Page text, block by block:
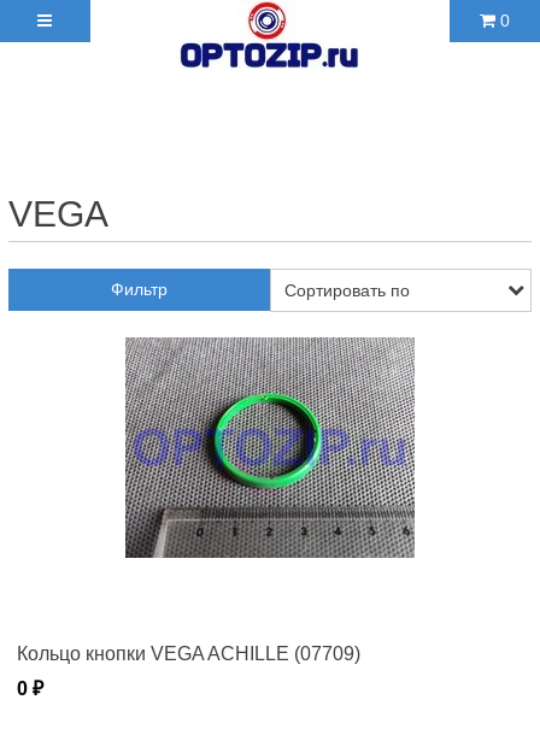
0
VEGA
Фильтр
Кольцо кнопки VEGA ACHILLE (07709)
0 ₽